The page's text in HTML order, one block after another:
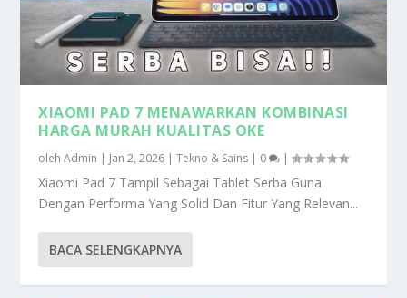
XIAOMI PAD 7 MENAWARKAN KOMBINASI
HARGA MURAH KUALITAS OKE
olehAdmin | Jan 2, 2026 |Tekno & Sains | 0 |
Xiaomi Pad 7 Tampil Sebagai Tablet Serba Guna
Dengan Performa Yang Solid Dan Fitur Yang Relevan...
BACA SELENGKAPNYA